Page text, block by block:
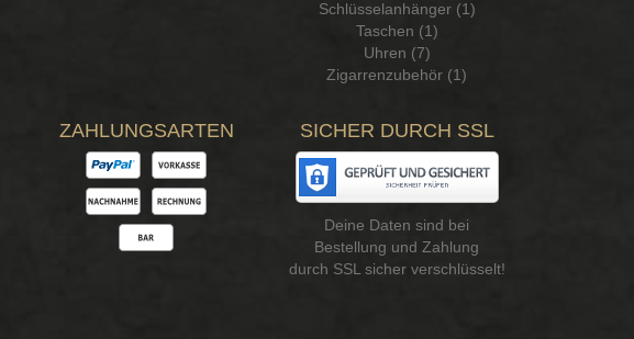
Schlüsselanhänger (1)
Taschen (1)
Uhren (7)
Zigarrenzubehör (1)
ZAHLUNGSARTEN SICHER DURCH SSL
Deine Daten sind bei
Bestellung und Zahlung
durch SSL sicher verschlüsselt!